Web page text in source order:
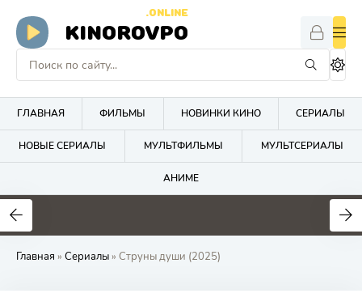
KINOROVPO
.ONLINE
ГЛАВНАЯ ФИЛЬМЫ НОВИНКИ КИНО СЕРИАЛЫ
НОВЫЕ СЕРИАЛЫ МУЛЬТФИЛЬМЫ МУЛЬТСЕРИАЛЫ
АНИМЕ
Главная » Сериалы» Струны души (2025)